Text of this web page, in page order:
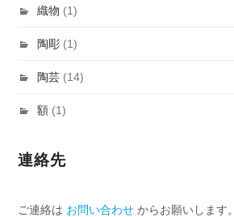
織物 (1)
陶彫 (1)
陶芸 (14)
額 (1)
連絡先
ご連絡は お問い合わせ からお願いします。